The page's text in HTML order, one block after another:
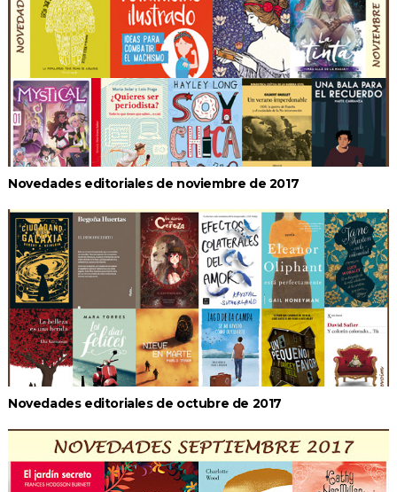
Novedades editoriales de noviembre de 2017
Novedades editoriales de octubre de 2017